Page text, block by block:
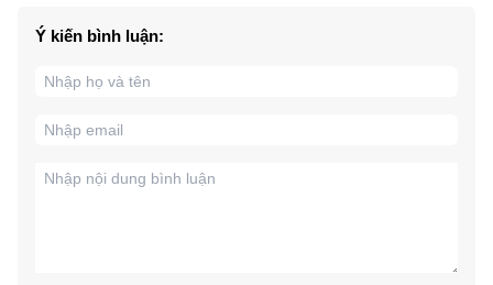
Ý kiến bình luận: